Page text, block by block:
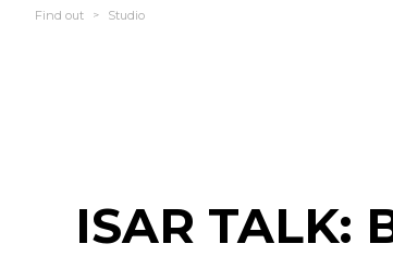
Find out > Studio
ISAR TALK: